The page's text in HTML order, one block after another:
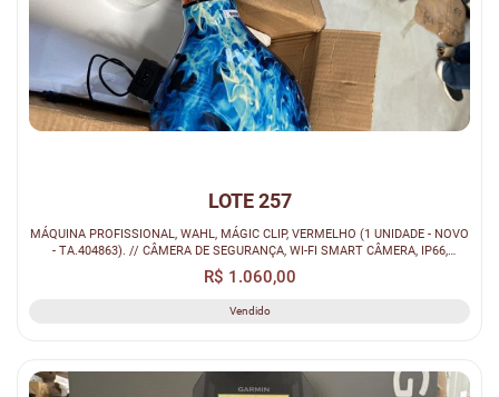
LOTE 257
MÁQUINA PROFISSIONAL, WAHL, MÁGIC CLIP, VERMELHO (1 UNIDADE - NOVO
- TA.404863). // CÂMERA DE SEGURANÇA, WI-FI SMART CÂMERA, IP66,
BRANCA (4...
R$ 1.060,00
Vendido